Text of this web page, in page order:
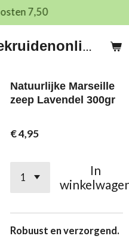
Medicinalekruidenonline.nl
7,50
Natuurlijke Marseille
zeep Lavendel 300gr
€ 4,95
In
Robuust en verzorgend.